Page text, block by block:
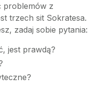
problemów z
trzech sit Sokratesa.
zadaj sobie pytania:
jest prawdą?